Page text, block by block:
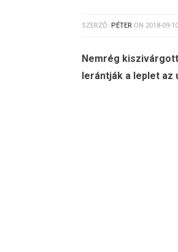
SZERZŐ: PÉTER ON 2018-09-10
Nemrég
lerántják a leplet